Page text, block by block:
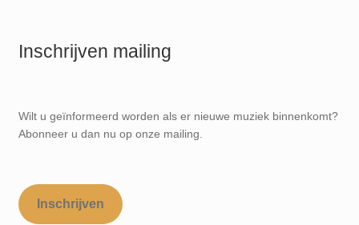
Inschrijven mailing
Wilt u geïnformeerd worden als er nieuwe muziek binnenkomt?
Abonneer u dan nu op onze mailing.
Inschrijven